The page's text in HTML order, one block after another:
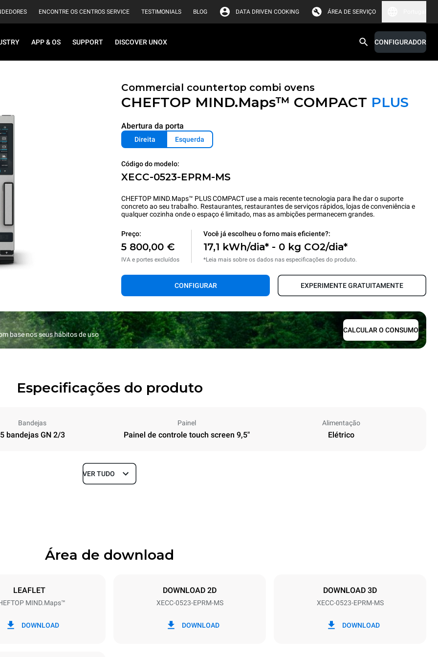
ENCONTRE OS CENTROS SERVICE TESTIMONIALS BLOG DATA DRIVEN COOKING ÁREA DE SERVIÇO
APP & OS SUPPORT DISCOVER UNOX CONFIGURADOR
Commercial countertop combi ovens
CHEFTOP MIND.Maps™ COMPACT PLUS
Abertura da porta
Direita Esquerda
Código do modelo:
XECC-0523-EPRM-MS
CHEFTOP MIND.Maps™ PLUS COMPACT use a mais recente tecnologia para lhe dar o suporte
concreto ao seu trabalho. Restaurantes, restaurantes de serviços rápidos, lojas de conveniência e
qualquer cozinha onde o espaço é limitado, mas as ambições permanecem grandes.
Preço:
5 800,00 €
IVA e portes excluídos
Você já escolheu o forno mais eficiente?:
17,1 kWh/dia* - 0 kg CO2/dia*
*Leia mais sobre os dados nas especificações do produto.
CONFIGURAR EXPERIMENTE GRATUITAMENTE
base nos seus hábitos de uso
CALCULAR O CONSUMO
Especificações do produto
Bandejas
5 bandejas GN 2/3
Painel
Painel de controle touch screen 9,5"
Alimentação
Elétrico
Profundidade
Dimensão das bandejas
/ 220-240V 3~ / 220-240V
VER TUDO
Área de download
LEAFLET
MIND.Maps™
DOWNLOAD
DOWNLOAD 2D
XECC-0523-EPRM-MS
DOWNLOAD
DOWNLOAD 3D
XECC-0523-EPRM-MS
DOWNLOAD